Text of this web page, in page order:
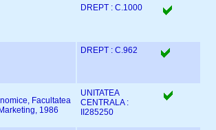
DREPT : C.1000
DREPT : C.962
Facultatea
1986
UNITATEA
CENTRALA :
II285250